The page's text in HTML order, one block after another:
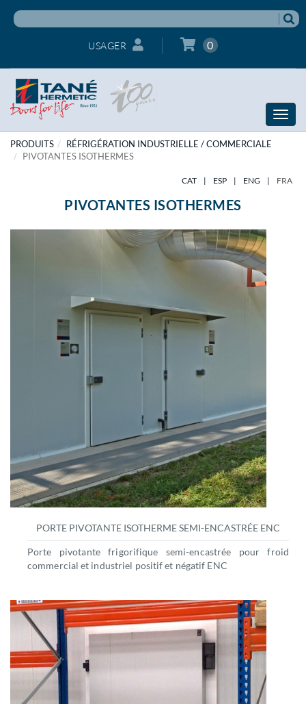
USAGER 0
Toggle
PRODUITS
RÉFRIGÉRATION INDUSTRIELLE / COMMERCIALE
PIVOTANTES ISOTHERMES
CAT | ESP | ENG | FRA
PIVOTANTES ISOTHERMES
PORTE PIVOTANTE ISOTHERME SEMI-ENCASTRÉE ENC
Porte pivotante frigorifique semi-encastrée pour froid
commercial et industriel positif et négatif ENC